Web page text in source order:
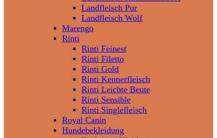
Landfleisch Pur
Landfleisch Wolf
Marengo
Rinti
Rinti Feinest
Rinti Filetto
Rinti Gold
Rinti Kennerfleisch
Rinti Leichte Beute
Rinti Sensible
Rinti Singlefleisch
Royal Canin
Hundebekleidung